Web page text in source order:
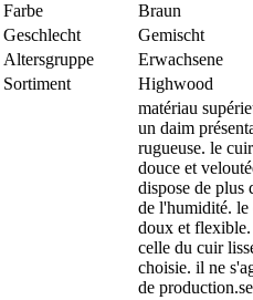
Farbe
Braun
Geschlecht
Gemischt
Altersgruppe
Erwachsene
Sortiment
Highwood
matériau
un daim
rugueuse. le
douce et
dispose de plus
de l'humidité. le
doux et flexible.
celle du cuir
choisie. il ne
de